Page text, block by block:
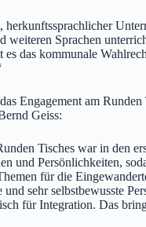
herkunftssprachlicher
weiteren Sprachen
das kommunale
Engagement am
Geiss:
Tisches war in den
und Persönlichkeiten,
für die
sehr selbstbewusste
für Integration. Das